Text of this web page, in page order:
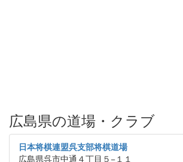
広島県の道場・クラブ
日本将棋連盟呉支部将棋道場
広島県呉市中通４丁目５−１１